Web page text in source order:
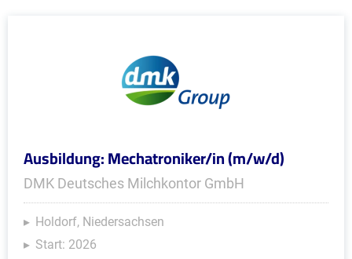
Ausbildung: Mechatroniker/in (m/w/d)
DMK Deutsches Milchkontor GmbH
Holdorf, Niedersachsen
Start: 2026